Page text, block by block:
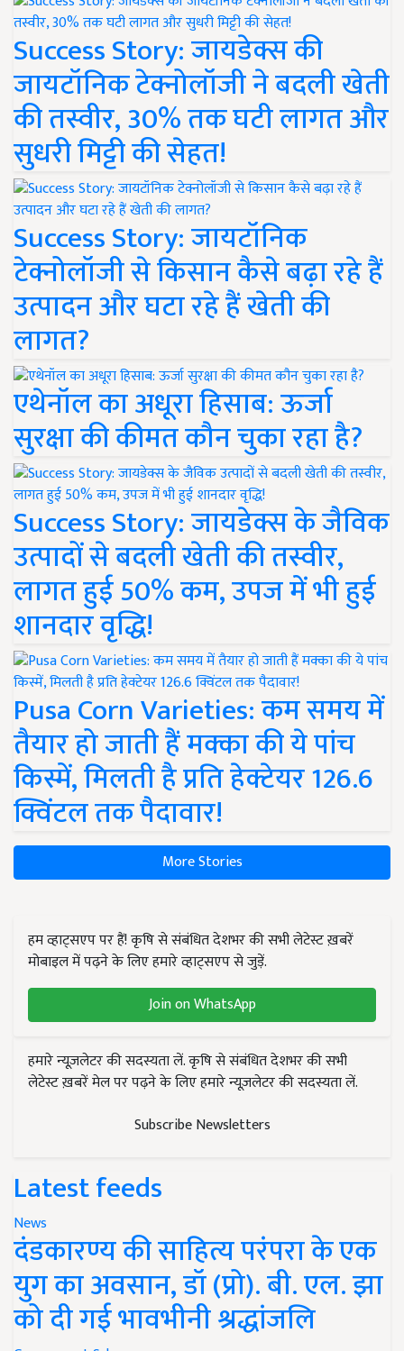
Success Story: जायडेक्स की
जायटॉनिक टेक्नोलॉजी ने बदली खेती
की तस्वीर, 30% तक घटी लागत और
सुधरी मिट्टी की सेहत!
Success Story: जायटॉनिक
टेक्नोलॉजी से किसान कैसे बढ़ा रहे हैं
उत्पादन और घटा रहे हैं खेती की
लागत?
एथेनॉल का अधूरा हिसाब: ऊर्जा
सुरक्षा की कीमत कौन चुका रहा है?
Success Story: जायडेक्स के जैविक
उत्पादों से बदली खेती की तस्वीर,
लागत हुई 50% कम, उपज में भी हुई
शानदार वृद्धि!
Pusa Corn Varieties: कम समय में
तैयार हो जाती हैं मक्का की ये पांच
किस्में, मिलती है प्रति हेक्टेयर 126.6
क्विंटल तक पैदावार!
More Stories
हम व्हाट्सएप पर हैं! कृषि से संबंधित देशभर की सभी लेटेस्ट ख़बरें
मोबाइल में पढ़ने के लिए हमारे व्हाट्सएप से जुड़ें.
Join on WhatsApp
हमारे न्यूज़लेटर की सदस्यता लें. कृषि से संबंधित देशभर की सभी
लेटेस्ट ख़बरें मेल पर पढ़ने के लिए हमारे न्यूज़लेटर की सदस्यता लें.
Subscribe Newsletters
Latest feeds
News
दंडकारण्य की साहित्य परंपरा के एक
युग का अवसान, डॉ (प्रो). बी. एल. झा
को दी गई भावभीनी श्रद्धांजलि